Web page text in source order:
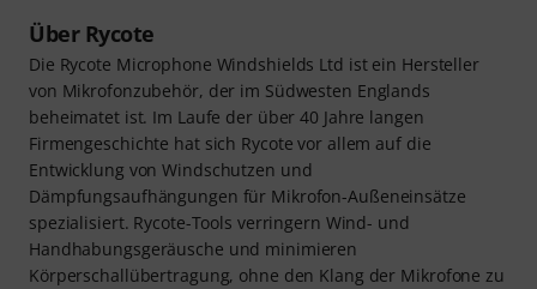
Über Rycote
Die Rycote Microphone Windshields Ltd ist ein Hersteller
von Mikrofonzubehör, der im Südwesten Englands
beheimatet ist. Im Laufe der über 40 Jahre langen
Firmengeschichte hat sich Rycote vor allem auf die
Entwicklung von Windschutzen und
Dämpfungsaufhängungen für Mikrofon-Außeneinsätze
spezialisiert. Rycote-Tools verringern Wind- und
Handhabungsgeräusche und minimieren
Körperschallübertragung, ohne den Klang der Mikrofone zu